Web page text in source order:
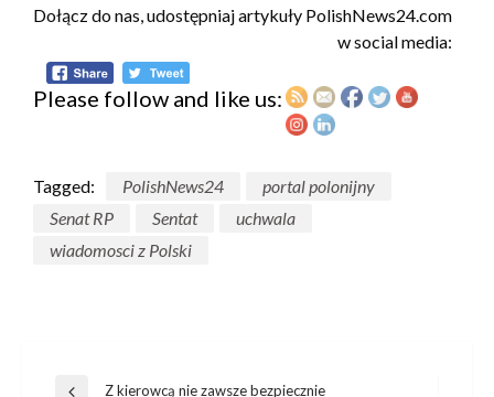
Dołącz do nas, udostępniaj artykuły PolishNews24.com
w social media:
Please follow and like us:
Tagged: PolishNews24
portal polonijny
Senat RP
Sentat
uchwala
wiadomosci z Polski
Z kierowcą nie zawsze bezpiecznie